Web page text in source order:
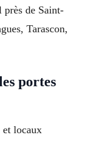
de Saint-
Tarascon,
portes
et locaux